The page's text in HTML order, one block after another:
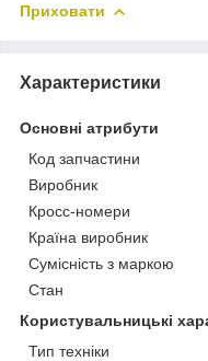
Приховати
Характеристики
Основні атрибути
Код запчастини
Виробник
Кросс-номери
Країна виробник
Сумісність з маркою
Стан
Користувальницькі
Тип техніки